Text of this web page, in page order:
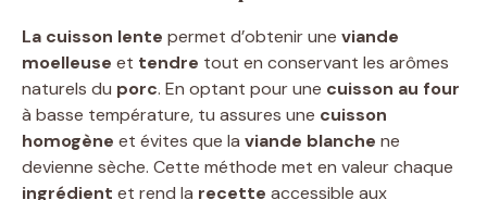
La cuisson lente permet d’obtenir une viande
moelleuse et tendre tout en conservant les arômes
naturels du porc. En optant pour une cuisson au four
à basse température, tu assures une cuisson
homogène et évites que la viande blanche ne
devienne sèche. Cette méthode met en valeur chaque
ingrédient et rend la recette accessible aux